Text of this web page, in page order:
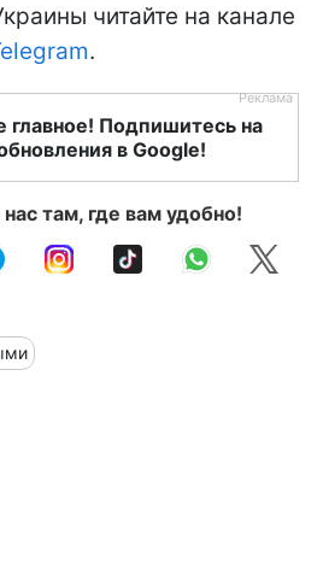
читайте на канале
.
главное! Подпишитесь на
в Google!
там, где вам удобно!